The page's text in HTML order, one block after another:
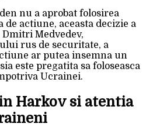
nu a aprobat folosirea
actiune, aceasta decizie a
Dmitri Medvedev,
rus de securitate, a
ar putea insemna un
este pregatita sa foloseasca
Ucrainei.
Harkov si atentia